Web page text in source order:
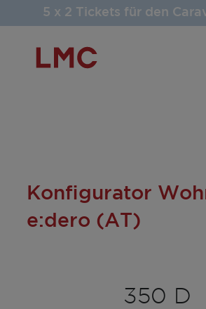
5 x 2 Tickets für den
Konfigurator
e:dero (AT)
350 D